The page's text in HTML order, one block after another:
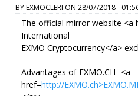
BYEXMOCLERI ON 28/07/2018 -
The official mirror website <a
International
EXMO Cryptocurrency</a>
Advantages of EXMO.CH- <a
href=http://